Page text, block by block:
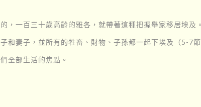
，一百三十歲高齡的雅各，就帶著這種把握舉家移居埃及。
和妻子，並所有的牲畜、財物、子孫都一起下埃及（5-7節
全部生活的焦點。